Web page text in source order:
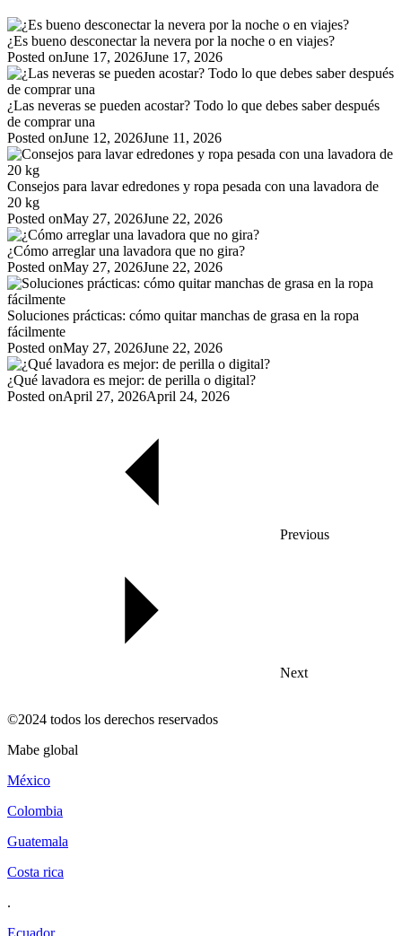
¿Es bueno desconectar la nevera por la noche o en viajes?
Posted onJune 17, 2026June 17, 2026
¿Las neveras se pueden acostar? Todo lo que debes saber después
de comprar una
Posted onJune 12, 2026June 11, 2026
Consejos para lavar edredones y ropa pesada con una lavadora de
20 kg
Posted onMay 27, 2026June 22, 2026
¿Cómo arreglar una lavadora que no gira?
Posted onMay 27, 2026June 22, 2026
Soluciones prácticas: cómo quitar manchas de grasa en la ropa
fácilmente
Posted onMay 27, 2026June 22, 2026
¿Qué lavadora es mejor: de perilla o digital?
Posted onApril 27, 2026April 24, 2026
Previous
Next
©2024 todos los derechos reservados
mabe global
méxico
colombia
guatemala
costa rica
.
ecuador